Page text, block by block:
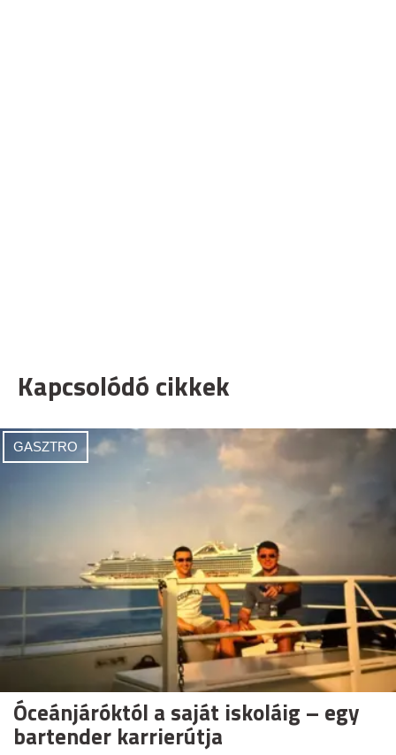
Kapcsolódó cikkek
GASZTRO
Óceánjáróktól a saját iskoláig – egy
bartender karrierútja